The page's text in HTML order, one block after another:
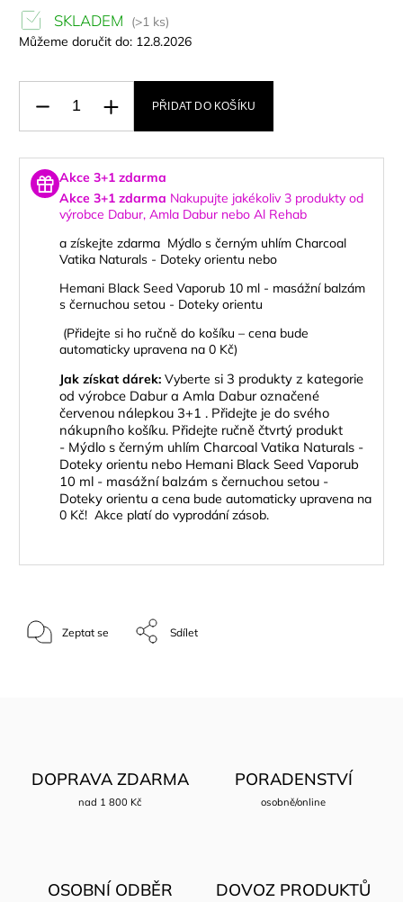
SKLADEM
(>1 ks)
Můžeme doručit do: 12.8.2026
PŘIDAT DO KOŠÍKU
Akce 3+1 zdarma
Akce 3+1 zdarma Nakupujte jakékoliv 3 produkty od
výrobce Dabur, Amla Dabur nebo Al Rehab
a získejte zdarma Mýdlo s černým uhlím Charcoal
Vatika Naturals - Doteky orientu nebo
Hemani Black Seed Vaporub 10 ml - masážní balzám
s černuchou setou - Doteky orientu
(Přidejte si ho ručně do košíku – cena bude
automaticky upravena na 0 Kč)
Jak získat dárek: Vyberte si 3 produkty z kategorie
od výrobce Dabur a Amla Dabur označené
červenou nálepkou 3+1 . Přidejte je do svého
nákupního košíku. Přidejte ručně čtvrtý produkt
- Mýdlo s černým uhlím Charcoal Vatika Naturals -
Doteky orientu nebo Hemani Black Seed Vaporub
10 ml - masážní balzám s černuchou setou -
Doteky orientu a cena bude automaticky upravena na
0 Kč! Akce platí do vyprodání zásob.
Zeptat se Sdílet
DOPRAVA ZDARMA
nad 1 800 Kč
PORADENSTVÍ
osobně/online
OSOBNÍ ODBĚR DOVOZ PRODUKTŮ